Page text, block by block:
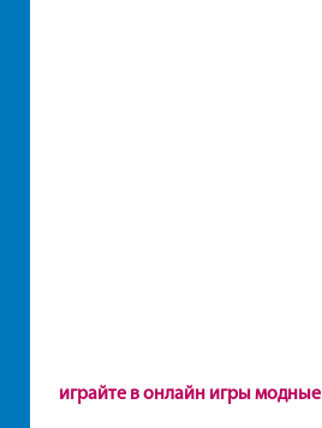
играйте в онлайн игры модные